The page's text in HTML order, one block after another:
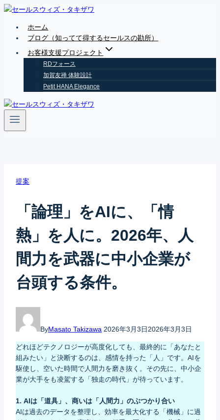
Skip
content
ホーム
ブログ（知ってて得するセールスの勘所）
お客様支援プロジェクト
RDフォース
加賀友禅 体験設計
Petit HANA Elegance
提案
「論理」をAIに、「情
熱」を人に。2026年、人
間力を武器に中小企業が
台頭する条件。
ByMasato Takizawa 2026年3月3日2026年3月3日
どれほどテクノロジーが高度化しても、最終的に「あなたと
組みたい」と決断するのは、感情を持った「人」です。AIを
駆使し、空いた時間で人間力を磨き抜く。その先に、中小企
業が大手をも凌駕する「独走の時代」が待っています。
1. AIは「道具」、商いは「人間力」のぶつかり合い
AIは過去のデータを整理し、効率を最大化する「機械」に過